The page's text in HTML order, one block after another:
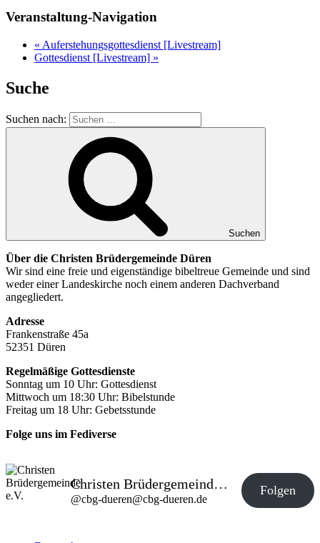
Veranstaltung-Navigation
« Auferstehungsgottesdienst [Livestream]
Gottesdienst [Livestream] »
Suche
Suchen nach:
Suchen
Über die Christen Brüdergemeinde Düren
Wir sind eine freie und eigenständige bibeltreue Gemeinde und sind
weder einer Landeskirche noch einem anderen Dachverband
angegliedert.
Adresse
Frankenstraße 45a
52351 Düren
Regelmäßige Gottesdienste
Sonntag um 10 Uhr: Gottesdienst
Mittwoch um 18:30 Uhr: Bibelstunde
Freitag um 18 Uhr: Gebetsstunde
Folge uns im Fediverse
Christen Brüdergemeinde e.V.
@cbg-dueren@cbg-dueren.de
Folgen